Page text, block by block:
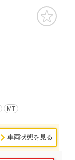
MT
車両状態を見る